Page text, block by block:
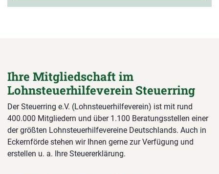
Ihre Mitgliedschaft im
Lohnsteuerhilfeverein Steuerring
Der Steuerring e.V. (Lohnsteuerhilfeverein) ist mit rund
400.000 Mitgliedern und über 1.100 Beratungsstellen einer
der größten Lohnsteuerhilfevereine Deutschlands. Auch in
Eckernförde stehen wir Ihnen gerne zur Verfügung und
erstellen u. a. Ihre Steuererklärung.